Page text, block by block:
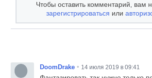
Чтобы оставить комментарий, вам
зарегистрироваться или
DoomDrake • 14 июля 2019 в 09:41